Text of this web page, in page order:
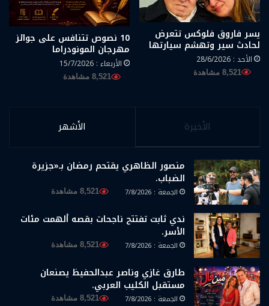
يسر فاروق فلوكس تتعرض
لحادث سير وتهشم سيارتها
الأحد : 28/6/2026
8,521 مشاهدة
10 نصوص تتنافس على جوائز
مهرجان المونودراما
الأربعاء : 15/7/2026
8,521 مشاهدة
الأخيرة الأشهر
منصور الظاهري يقتحم رمضان بـ«جزيرة
الضباب.
الجمعة : 7/8/2026 8,521 مشاهدة
ندي ثابت تفتتح ناجحات بقصه ألهمت مئات
الأسر.
الجمعة : 7/8/2026 8,521 مشاهدة
طارق غازي وناصر عبدالحفيظ يصنعان
مستقبل الكليب العربي.
الجمعة : 7/8/2026 8,521 مشاهدة